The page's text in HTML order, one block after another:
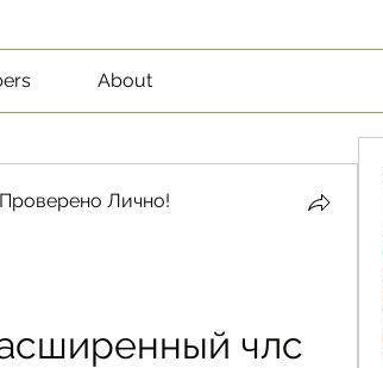
About
Лично!
члс